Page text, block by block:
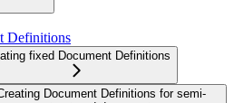
Definitions
fixed Document Definitions
Document Definitions for semi-